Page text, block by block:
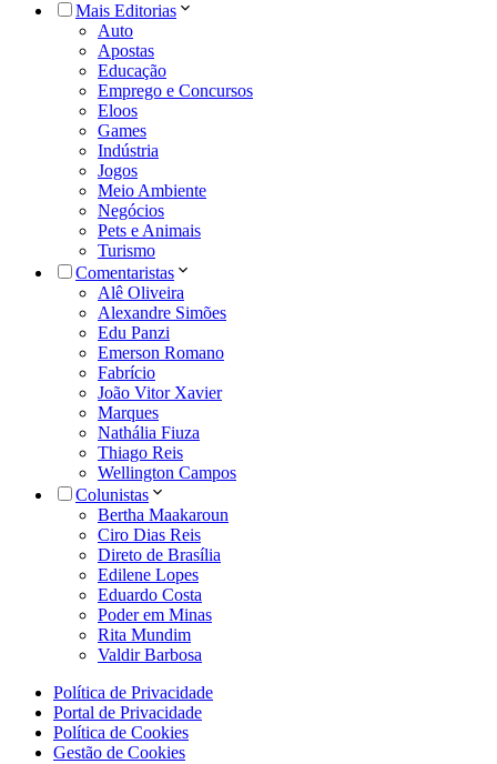
Mais Editorias
Auto
Apostas
Educação
Emprego e Concursos
Eloos
Games
Indústria
Jogos
Meio Ambiente
Negócios
Pets e Animais
Turismo
Comentaristas
Alê Oliveira
Alexandre Simões
Edu Panzi
Emerson Romano
Fabrício
João Vitor Xavier
Marques
Nathália Fiuza
Thiago Reis
Wellington Campos
Colunistas
Bertha Maakaroun
Ciro Dias Reis
Direto de Brasília
Edilene Lopes
Eduardo Costa
Poder em Minas
Rita Mundim
Valdir Barbosa
Política de Privacidade
Portal de Privacidade
Política de Cookies
Gestão de Cookies